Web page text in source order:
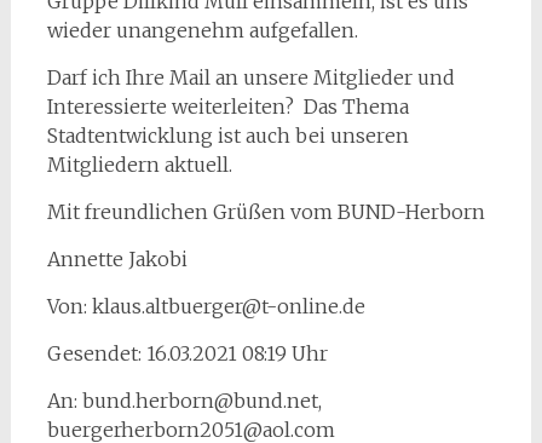
wieder unangenehm aufgefallen.
Darf ich Ihre Mail an unsere Mitglieder und
Interessierte weiterleiten? Das Thema
Stadtentwicklung ist auch bei unseren
Mitgliedern aktuell.
Mit freundlichen Grüßen vom BUND-Herborn
Annette Jakobi
Von: klaus.altbuerger@t-online.de
Gesendet: 16.03.2021 08:19 Uhr
An: bund.herborn@bund.net,
buergerherborn2051@aol.com